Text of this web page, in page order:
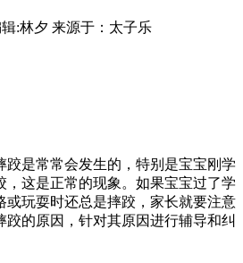
:林夕 来源于：太子乐
跤是常常会发生的，特别是宝宝刚学
，这是正常的现象。如果宝宝过了学
或玩耍时还总是摔跤，家长就要注意
跤的原因，针对其原因进行辅导和纠